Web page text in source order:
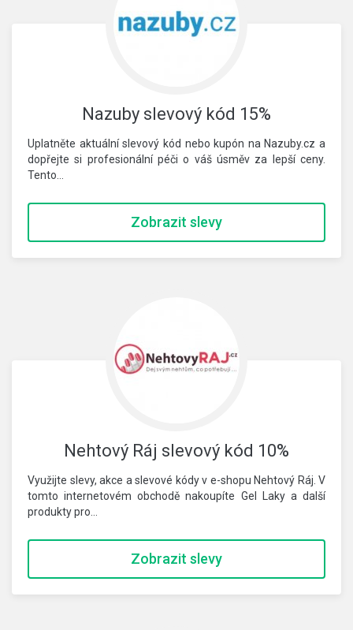
Nazuby slevový kód 15%
Uplatněte aktuální slevový kód nebo kupón na Nazuby.cz a
dopřejte si profesionální péči o váš úsměv za lepší ceny.
Tento…
Zobrazit slevy
Nehtový Ráj slevový kód 10%
Využijte slevy, akce a slevové kódy v e-shopu Nehtový Ráj. V
tomto internetovém obchodě nakoupíte Gel Laky a další
produkty pro…
Zobrazit slevy